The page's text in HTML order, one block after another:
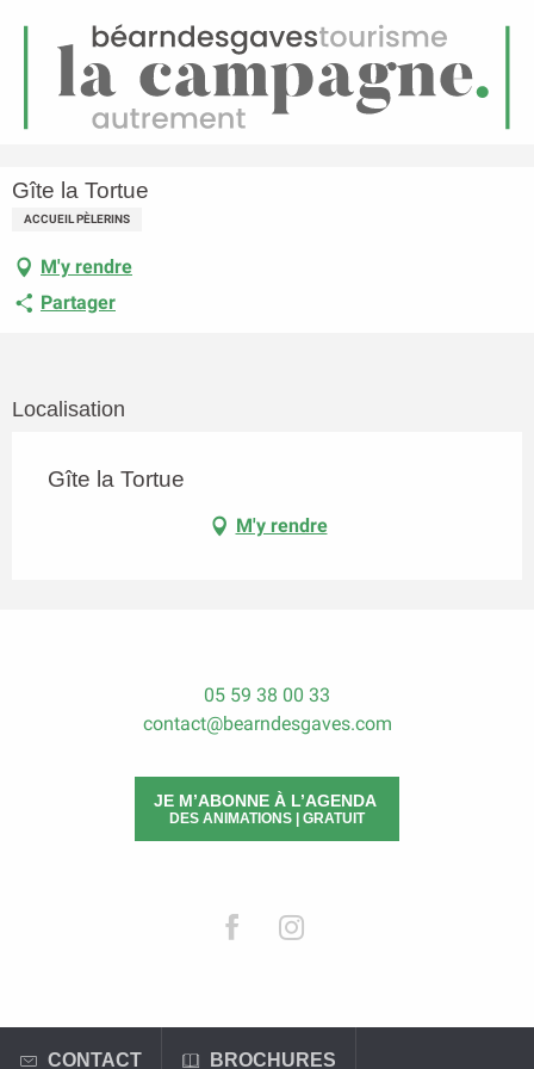
Menu
Gîte la Tortue
Gîte la Tortue
ACCUEIL PÈLERINS
M'y rendre
Partager
Localisation
Gîte la Tortue
M'y rendre
05 59 38 00 33
contact@bearndesgaves.com
JE M’ABONNE À L’AGENDA
DES ANIMATIONS | GRATUIT
CONTACT BROCHURES